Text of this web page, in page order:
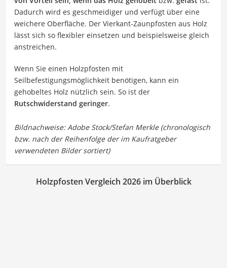
Dadurch wird es geschmeidiger und verfügt über eine
weichere Oberfläche. Der Vierkant-Zaunpfosten aus Holz
lässt sich so flexibler einsetzen und beispielsweise gleich
anstreichen.
Wenn Sie einen Holzpfosten mit
Seilbefestigungsmöglichkeit benötigen, kann ein
gehobeltes Holz nützlich sein. So ist der
Rutschwiderstand geringer.
Holzpfosten Vergleich 2026 im Überblick